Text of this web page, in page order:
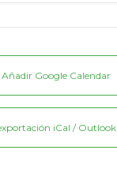
Añadir Google Calendar
iCal / Outlook